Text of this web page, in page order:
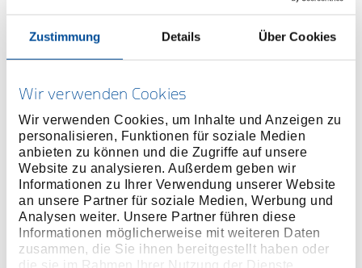
Zustimmung Details Über Cookies
Wir verwenden Cookies
Wir verwenden Cookies, um Inhalte und Anzeigen zu
personalisieren, Funktionen für soziale Medien
anbieten zu können und die Zugriffe auf unsere
Website zu analysieren. Außerdem geben wir
Informationen zu Ihrer Verwendung unserer Website
an unsere Partner für soziale Medien, Werbung und
Analysen weiter. Unsere Partner führen diese
Informationen möglicherweise mit weiteren Daten
zusammen, die Sie ihnen bereitgestellt haben oder
die sie im Rahmen Ihrer Nutzung der Dienste
E-mail!
MELDESYSTEM
Über unser Hinweisgebersystem für Compliance-Verstöße
können Mitarbeiter*innen und Personen außerhalb des
Unternehmens vermeintliche Verstöße gegenüber unseren
Compliance-Richtlinien oder unseres Code of Conduct
melden (anonym möglich). Alle Beschwerden werden absolut
vertraulich behandelt und unterliegen dem Datenschutz. Wir
gewährleisten allen Hinweisgebern Schutz vor betrieblicher